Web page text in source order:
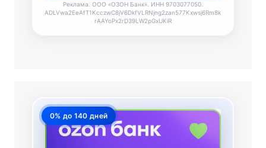
Реклама. ООО «ОЗОН Банк». ИНН 9703077050.
ADLVwa2EeAfT1KcczwC8jV6DkfVLRNjng2zan577Kxwsj6Rm8k
rAAYoPx2rD39LW2pGxUKiR
0% до 140 дней